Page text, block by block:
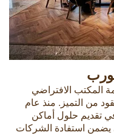
المكتب الافتراضي
من التميز. منذ عام
في تقديم حلول أماكن
يضمن استفادة الشركات